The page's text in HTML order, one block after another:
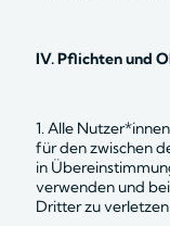
IV. Pflichten und
1. Alle
für den zwischen
in
verwenden und
Dritter zu